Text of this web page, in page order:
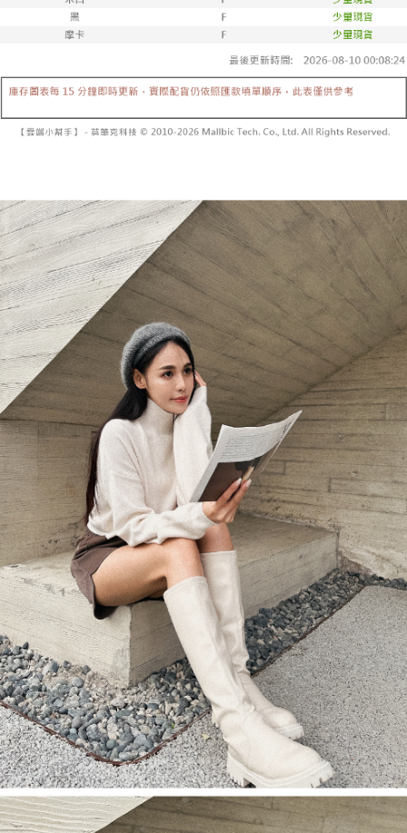
Had kredit yang diluluskan, tempoh ansuran yang tersedia, dan yuran
yang dikenakan adalah tertakluk kepada maklumat yang dinyatakan
pada halaman pengesahan transaksi seterusnya.
Jika transaksi tidak disahkan dalam masa 30 minit selepas pesanan
akan dibatalkan secara automatik. Jika permohonan gagal pada
peringkat "semakan manual", ini bermakna kriteria pemarkahan sistem
Pembayaran ansuran melalui OP Pay Later akan dibilkan secara
berasingan dan tidak termasuk dalam bil telekom anda. SMS peringatan
pembayaran akan dihantar selepas kitaran bil bulanan.
Selepas mengakses bil melalui pautan dalam SMS, anda boleh
menyelesaikan pembayaran anda melalui salah satu saluran berikut: kod
bar kedai serbaneka, kedai runcit Taiwan Mobile, pemindahan bank,
JKOPay, atau iPASS MONEY.
[Nota Penting]
Perkhidmatan ini disediakan oleh Taiwan Mobile Co., Ltd. (“Syarikat”),
yang membolehkan pelanggan membeli barangan atau perkhidmatan
melalui perkhidmatan ini pada masa transaksi. Hasil daripada pembelian
atau pembayaran ansuran akan dipindahkan oleh peniaga kepada
Syarikat, dan pelanggan hendaklah membuat pembayaran mengikut
perjanjian menggunakan sistem bil Syarikat.
Untuk memenuhi hubungan kontrak yang terjalin melalui persetujuan
penggunaan OP Pay Later, peniaga akan memberikan maklumat peribadi
anda (termasuk nama, nombor telefon, atau alamat) kepada Syarikat bagi
tujuan pengumpulan, pemprosesan dan penggunaan data yang
diperlukan untuk pengebilan ansuran, termasuk pengesahan,
pengesahan semula dan pembetulan.
Untuk terma perkhidmatan penuh, sila rujuk pautan berikut:
https://oppay.tw/userRule
" target="_blank" class="link revert-
style">https://oppay.tw/userRule
【Panduan Penggunaan Pembayaran Ansuran Gogo】
1. Perkhidmatan ini disediakan oleh Taiwan Mobile, pengguna telefon
mudah alih boleh segera menggunakan tanpa perlu memohon lagi.
(Hanya untuk nombor langganan peribadi, tidak terbuka untuk syarikat
dan kad prabayar)
2. Pilihan kaedah pembayaran "Pembayaran Ansuran Gogo", selepas
pesanan ditubuhkan, akan secara automatik dialihkan ke proses
transaksi Gogo, selepas pengesahan nombor telefon, pilih bilangan
ansuran yang diingini, tarikh akhir pembayaran, dan setelah
NT$60/pesanan | Penghantaran percuma untuk pesanan
NT$1,600 atau lebih
NT$10,000/pesanan
已關閉，請勿下單(付取)
NT$60/pesanan | Penghantaran percuma untuk pesanan
NT$1,800 atau lebih
付款後7-11取貨
NT$60/pesanan | Penghantaran percuma untuk pesanan
NT$1,600 atau lebih
宅配
NT$100/pesanan | Penghantaran percuma untuk pesanan
NT$2,500 atau lebih
國家/地區配送 Kadar Penghantaran